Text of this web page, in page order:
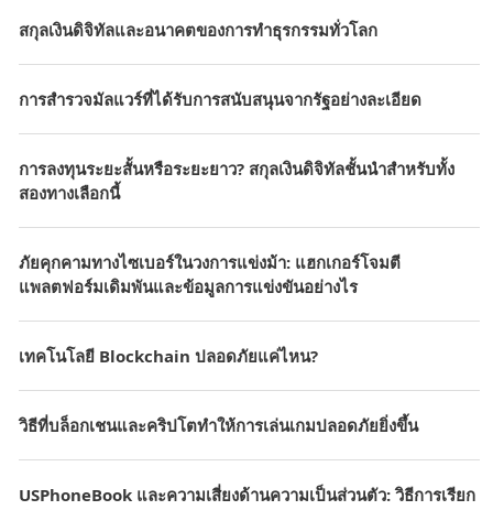
สกุลเงินดิจิทัลและอนาคตของการทำธุรกรรมทั่วโลก
การสำรวจมัลแวร์ที่ได้รับการสนับสนุนจากรัฐอย่างละเอียด
การลงทุนระยะสั้นหรือระยะยาว? สกุลเงินดิจิทัลชั้นนำสำหรับทั้ง
สองทางเลือกนี้
ภัยคุกคามทางไซเบอร์ในวงการแข่งม้า: แฮกเกอร์โจมตี
แพลตฟอร์มเดิมพันและข้อมูลการแข่งขันอย่างไร
เทคโนโลยี Blockchain ปลอดภัยแค่ไหน?
วิธีที่บล็อกเชนและคริปโตทำให้การเล่นเกมปลอดภัยยิ่งขึ้น
USPhoneBook และความเสี่ยงด้านความเป็นส่วนตัว: วิธีการเรียก